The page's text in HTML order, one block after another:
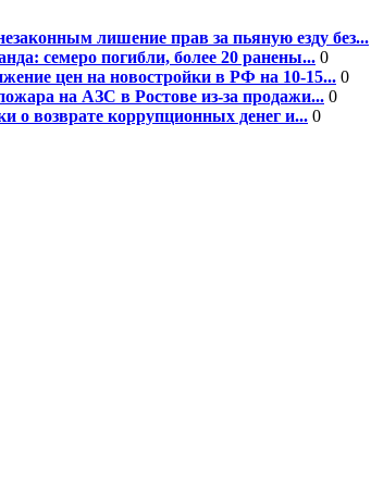
лишение прав за пьяную езду без...
семеро погибли, более 20 ранены... 0
цен на новостройки в РФ на 10-15... 0
на АЗС в Ростове из-за продажи... 0
о возврате коррупционных денег и... 0